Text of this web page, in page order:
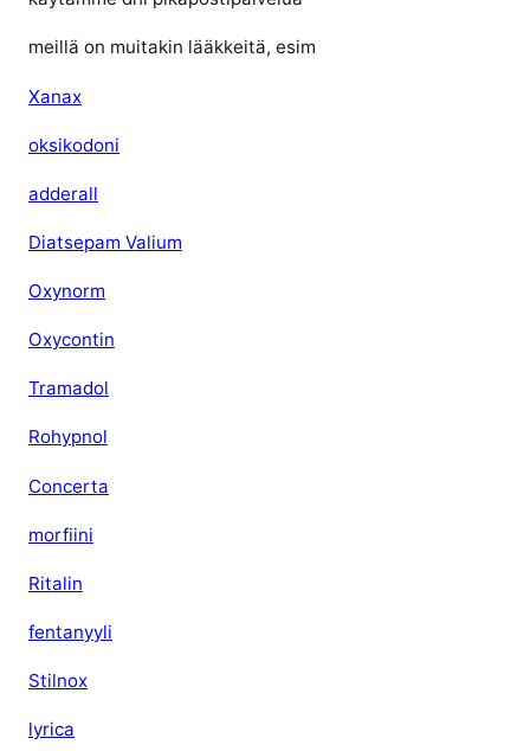
meillä on muitakin lääkkeitä, esim
Xanax
oksikodoni
adderall
Diatsepam Valium
Oxynorm
Oxycontin
Tramadol
Rohypnol
Concerta
morfiini
Ritalin
fentanyyli
Stilnox
lyrica